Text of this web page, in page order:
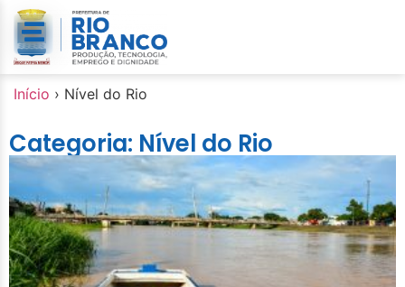
Início › Nível do Rio
Categoria: Nível do Rio